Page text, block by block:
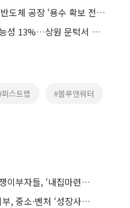
“HBM도 물 없인 못 만든다”…반도체 공장 ‘용수 확보 전쟁’
美 클래리티 법안 연내 통과 가능성 13%…상원 문턱서 제동
스트랩 #블루앤워터
‘집도 코칭 받으며 산다’…월급쟁이부자들, ‘내집마련’ 신청 증가세
‘창업-도약-재도전’ 연결… 중기부, 중소·벤처 ‘성장사다리’ 짓는다